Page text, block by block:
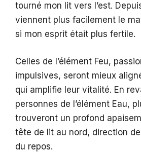
tourné mon lit vers l’est.
viennent plus facilement le
si mon esprit était plus fertile.
Celles de l’élément Feu,
impulsives, seront mieux
qui amplifie leur vitalité. En
personnes de l’élément Eau,
trouveront un profond
tête de lit au nord, direction
du repos.